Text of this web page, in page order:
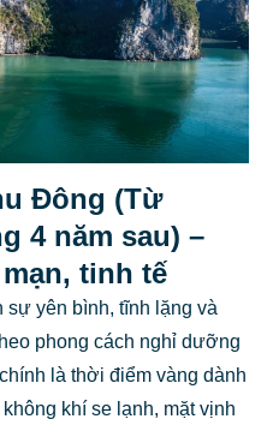
Đông (Từ
4 năm sau) –
tinh tế
yên bình, tĩnh lặng và
phong cách nghỉ dưỡng
là thời điểm vàng dành
khí se lạnh, mặt vịnh